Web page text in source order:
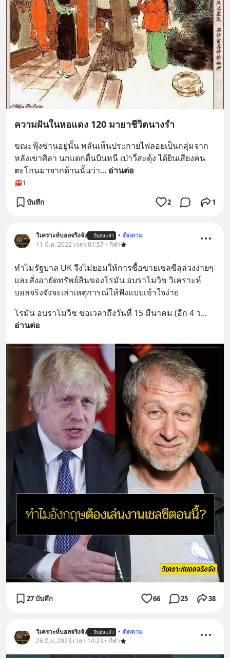
ความฝันในหอแดง 120 มายาชีวิตนางรำ
ขณะฟุ้งซ่านอยู่นั้น พลันเห็นประกายไฟลอยเป็นกลุ่มจาก
หลังเขาศิลา นกแตกตื่นบินหนี เป่าวี่สะดุ้ง ได้ยินเสียงคน
ตะโกนมาจากด้านนั้นว่า... อ่านต่อ
1
บันทึก 2 1
วิเคราะห์บอลจริงจัง ยืนยันแล้ว • ติดตาม
11 มี.ค. 2022 เวลา 01:57 • กีฬา
ทำไมรัฐบาล UK จึงไม่ยอมให้การซื้อขายเชลซีลุล่วงง่ายๆ
และสั่งอายัดทรัพย์สินของโรมัน อบราโมวิช วิเคราะห์
บอลจริงจังจะเล่าเหตุการณ์ให้ฟังแบบเข้าใจง่าย
โรมัน อบราโมวิช ขอเวลาถึงวันที่ 15 มีนาคม (อีก 4 ว
อ่านต่อ
27 บันทึก 66 25 38
วิเคราะห์บอลจริงจัง ยืนยันแล้ว • ติดตาม
26 มิ.ย. 2023 เวลา 14:23 • กีฬา